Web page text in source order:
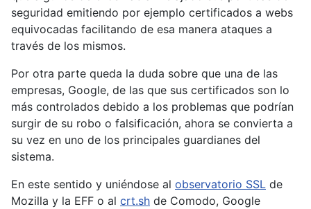
seguridad emitiendo por ejemplo certificados a webs
equivocadas facilitando de esa manera ataques a
través de los mismos.
Por otra parte queda la duda sobre que una de las
empresas, Google, de las que sus certificados son lo
más controlados debido a los problemas que podrían
surgir de su robo o falsificación, ahora se convierta a
su vez en uno de los principales guardianes del
sistema.
En este sentido y uniéndose al observatorio SSL de
Mozilla y la EFF o al crt.sh de Comodo, Google